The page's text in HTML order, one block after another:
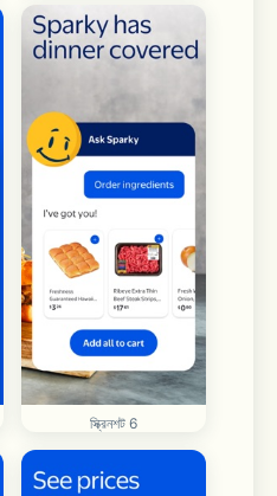
স্ক্রিনশট 6